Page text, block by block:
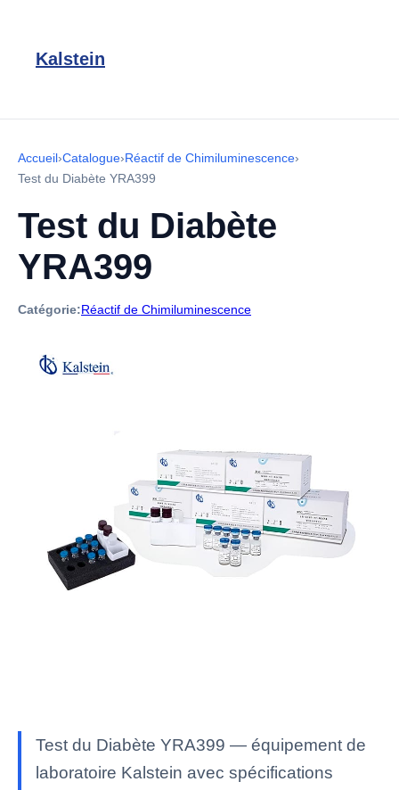
Kalstein
Accueil›Catalogue›Réactif de Chimiluminescence›
Test du Diabète YRA399
Test du Diabète
YRA399
Catégorie:Réactif de Chimiluminescence
Test du Diabète YRA399 — équipement de
laboratoire Kalstein avec spécifications